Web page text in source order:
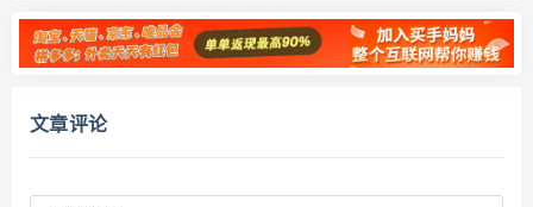
文章评论